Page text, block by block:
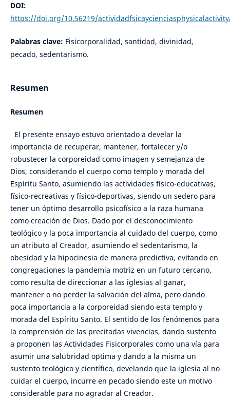
DOI:
https://doi.org/10.56219/
Palabras clave: Fisicorporalidad, santidad, divinidad,
pecado, sedentarismo.
Resumen
Resumen
El presente ensayo estuvo orientado a develar la
importancia de recuperar, mantener, fortalecer y/o
robustecer la corporeidad como imagen y semejanza de
Dios, considerando el cuerpo como templo y morada del
Espíritu Santo, asumiendo las actividades físico-educativas,
físico-recreativas y físico-deportivas, siendo un sedero para
tener un óptimo desarrollo psicofísico a la raza humana
como creación de Dios. Dado por el desconocimiento
teológico y la poca importancia al cuidado del cuerpo, como
un atributo al Creador, asumiendo el sedentarismo, la
obesidad y la hipocinesia de manera predictiva, evitando en
congregaciones la pandemia motriz en un futuro cercano,
como resulta de direccionar a las iglesias al ganar,
mantener o no perder la salvación del alma, pero dando
poca importancia a la corporeidad siendo esta templo y
morada del Espíritu Santo. El sentido de los fenómenos para
la comprensión de las precitadas vivencias, dando sustento
a proponen las Actividades Fisicorporales como una vía para
asumir una salubridad optima y dando a la misma un
sustento teológico y científico, develando que la iglesia al no
cuidar el cuerpo, incurre en pecado siendo este un motivo
considerable para no agradar al Creador.